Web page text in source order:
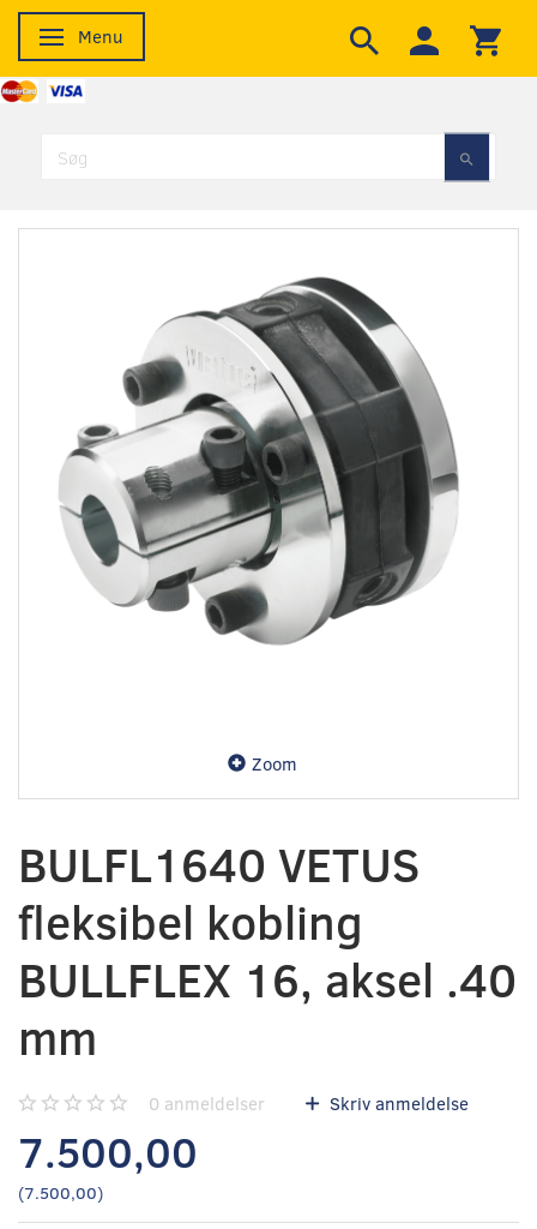
Skifte navigation
Menu
Zoom
BULFL1640 VETUS
fleksibel kobling
BULLFLEX 16, aksel .40
mm
0 anmeldelser Skriv anmeldelse
7.500,00
(7.500,00)